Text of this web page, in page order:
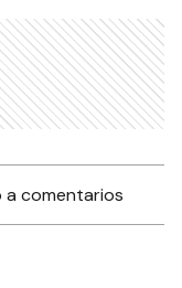
comentarios